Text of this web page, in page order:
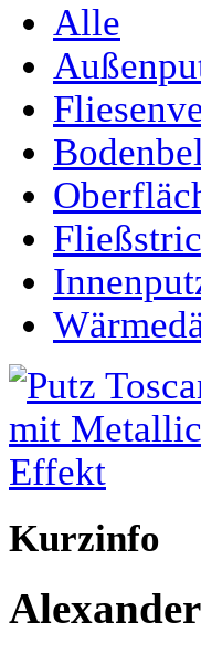
Alle
Kurzinfo